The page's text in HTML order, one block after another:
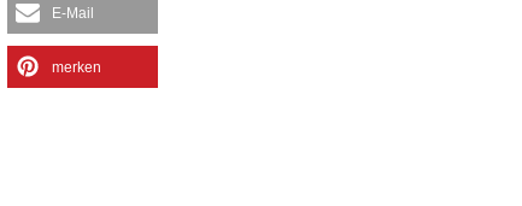
E-Mail
merken